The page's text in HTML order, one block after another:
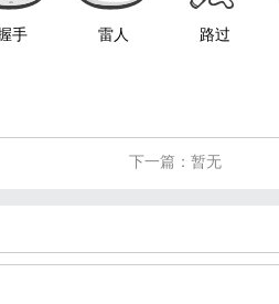
手 雷人 路过
下一篇：暂无